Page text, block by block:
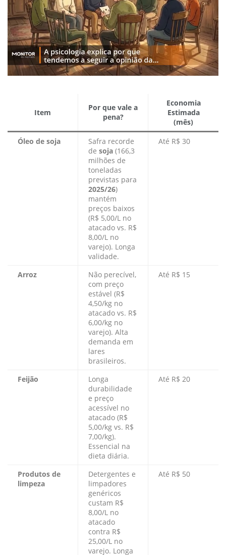
Item
Por que vale a
pena?
Economia
Estimada
(mês)
Óleo de soja
Safra recorde
de soja (166,3
milhões de
toneladas
previstas para
2025/26)
mantém
preços baixos
(R$ 5,00/L no
atacado vs. R$
8,00/L no
varejo). Longa
validade.
Até R$ 30
Arroz
Não perecível,
com preço
estável (R$
4,50/kg no
atacado vs. R$
6,00/kg no
varejo). Alta
demanda em
lares
brasileiros.
Até R$ 15
Feijão
Longa
durabilidade
e preço
acessível no
atacado (R$
5,00/kg vs. R$
7,00/kg).
Essencial na
dieta diária.
Até R$ 20
Produtos de
limpeza
Detergentes e
limpadores
genéricos
custam R$
8,00/L no
atacado
contra R$
25,00/L no
varejo. Longa
Até R$ 50